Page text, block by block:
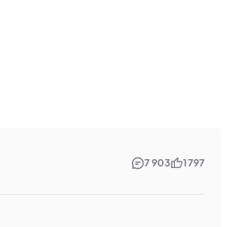
7 903 1 797